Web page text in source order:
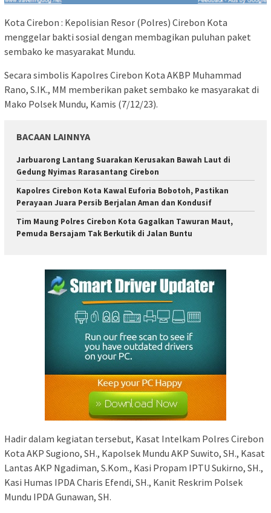
Kota Cirebon : Kepolisian Resor (Polres) Cirebon Kota
menggelar bakti sosial dengan membagikan puluhan paket
sembako ke masyarakat Mundu.
Secara simbolis Kapolres Cirebon Kota AKBP Muhammad
Rano, S.IK., MM memberikan paket sembako ke masyarakat di
Mako Polsek Mundu, Kamis (7/12/23).
BACAAN LAINNYA
Jarbuarong Lantang Suarakan Kerusakan Bawah Laut di
Gedung Nyimas Rarasantang Cirebon
Kapolres Cirebon Kota Kawal Euforia Bobotoh, Pastikan
Perayaan Juara Persib Berjalan Aman dan Kondusif
Tim Maung Polres Cirebon Kota Gagalkan Tawuran Maut,
Pemuda Bersajam Tak Berkutik di Jalan Buntu
Hadir dalam kegiatan tersebut, Kasat Intelkam Polres Cirebon
Kota AKP Sugiono, SH., Kapolsek Mundu AKP Suwito, SH., Kasat
Lantas AKP Ngadiman, S.Kom., Kasi Propam IPTU Sukirno, SH.,
Kasi Humas IPDA Charis Efendi, SH., Kanit Reskrim Polsek
Mundu IPDA Gunawan, SH.